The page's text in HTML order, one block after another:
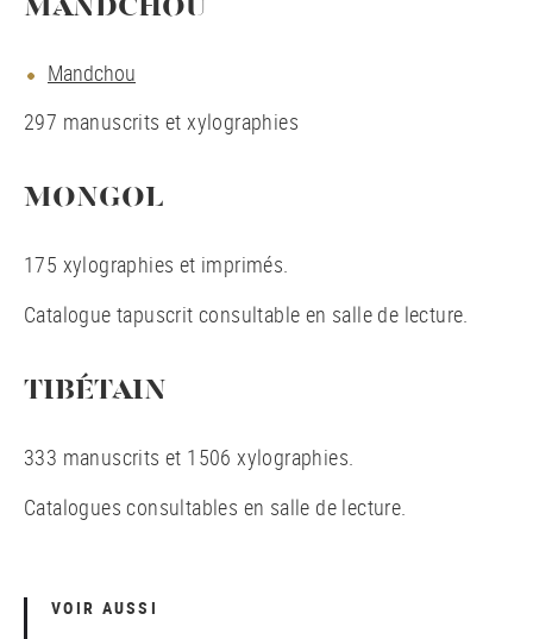
MANDCHOU
Mandchou
297 manuscrits et xylographies
MONGOL
175 xylographies et imprimés.
Catalogue tapuscrit consultable en salle de lecture.
TIBÉTAIN
333 manuscrits et 1506 xylographies.
Catalogues consultables en salle de lecture.
VOIR AUSSI